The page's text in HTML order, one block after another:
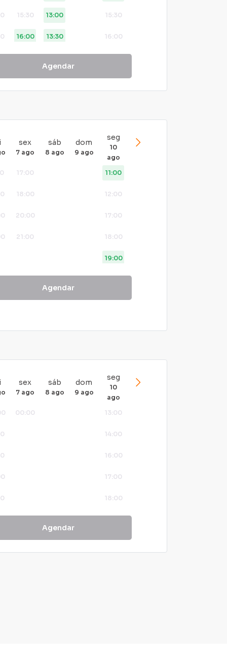
15:30
16:00
20:00
13:00
13:30
15:30
16:00
20:00
Agendar
sex
7 ago
sáb
8 ago
dom
9 ago
seg
10
ago
17:00
18:00
20:00
21:00
11:00
12:00
17:00
18:00
19:00
22:00
Agendar
sex
7 ago
sáb
8 ago
dom
9 ago
seg
10
ago
00:00 13:00
14:00
16:00
17:00
18:00
20:00
Agendar